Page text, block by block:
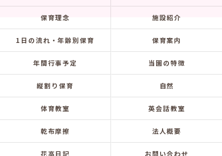
保育理念 施設紹介
1日の流れ・年齢別保育 保育案内
年間行事予定 当園の特徴
縦割り保育 自然
体育教室 英会話教室
乾布摩擦 法人概要
花高日記 お問い合わせ